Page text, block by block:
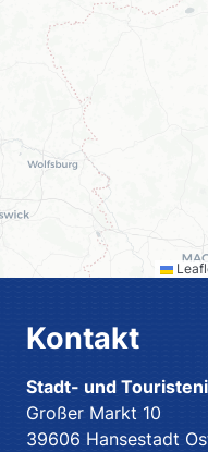
Kontakt
Stadt- und
Großer Markt 10
39606 Hansestadt